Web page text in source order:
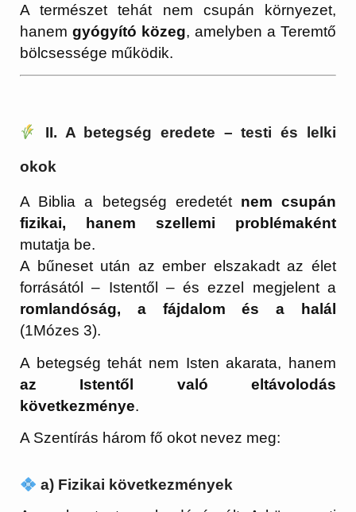
A természet tehát nem csupán környezet,
hanemgyógyító közeg, amelyben a Teremtő
bölcsessége működik.
II. A betegség eredete – testi és lelki
okok
A Biblia a betegség eredetét nem csupán
fizikai, hanem szellemi problémaként
mutatja be.
A bűneset után az ember elszakadt az élet
forrásától – Istentől – és ezzel megjelent a
romlandóság, a fájdalom és a halál
(1Mózes 3).
A betegség tehát nem Isten akarata, hanem
az Istentől való eltávolodás
következménye.
A Szentírás három fő okot nevez meg:
a) Fizikai következmények